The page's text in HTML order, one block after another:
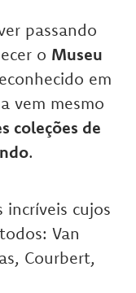
passando
o Museu
em
vem mesmo
coleções de
.
incríveis cujos
Van
Courbert,